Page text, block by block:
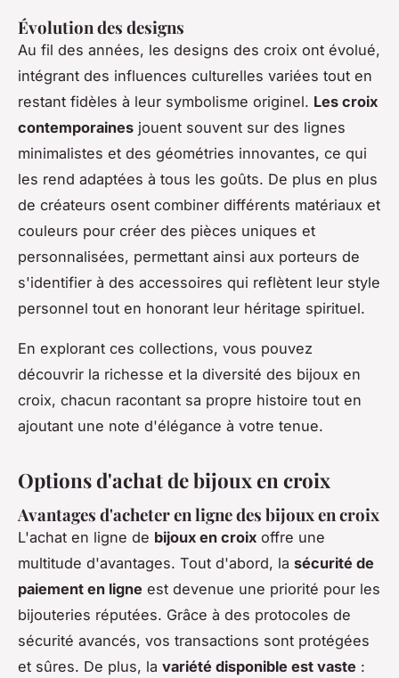
Évolution des designs
Au fil des années, les designs des croix ont évolué,
intégrant des influences culturelles variées tout en
restant fidèles à leur symbolisme originel. Les croix
contemporaines jouent souvent sur des lignes
minimalistes et des géométries innovantes, ce qui
les rend adaptées à tous les goûts. De plus en plus
de créateurs osent combiner différents matériaux et
couleurs pour créer des pièces uniques et
personnalisées, permettant ainsi aux porteurs de
s'identifier à des accessoires qui reflètent leur style
personnel tout en honorant leur héritage spirituel.
En explorant ces collections, vous pouvez
découvrir la richesse et la diversité des bijoux en
croix, chacun racontant sa propre histoire tout en
ajoutant une note d'élégance à votre tenue.
Options d'achat de bijoux en croix
Avantages d'acheter en ligne des bijoux en croix
L'achat en ligne de bijoux en croix offre une
multitude d'avantages. Tout d'abord, la sécurité de
paiement en ligne est devenue une priorité pour les
bijouteries réputées. Grâce à des protocoles de
sécurité avancés, vos transactions sont protégées
et sûres. De plus, la variété disponible est vaste :